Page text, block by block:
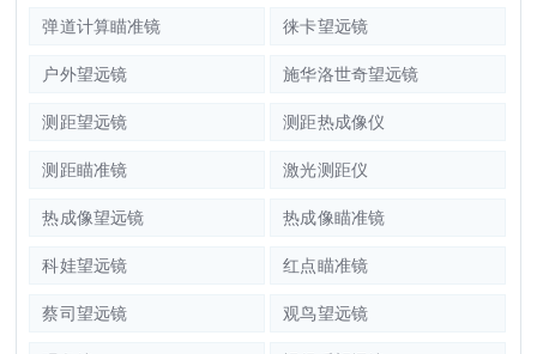
弹道计算瞄准镜 徕卡望远镜
户外望远镜 施华洛世奇望远镜
测距望远镜 测距热成像仪
测距瞄准镜 激光测距仪
热成像望远镜 热成像瞄准镜
科娃望远镜 红点瞄准镜
蔡司望远镜 观鸟望远镜